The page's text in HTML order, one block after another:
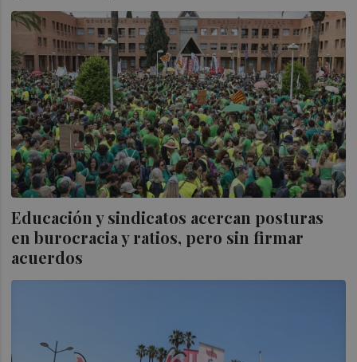
Educación y sindicatos acercan posturas
en burocracia y ratios, pero sin firmar
acuerdos